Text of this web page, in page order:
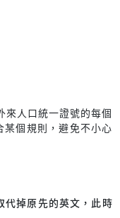
來人口統一證號的每個
個規則，避免不小心
代掉原先的英文，此時